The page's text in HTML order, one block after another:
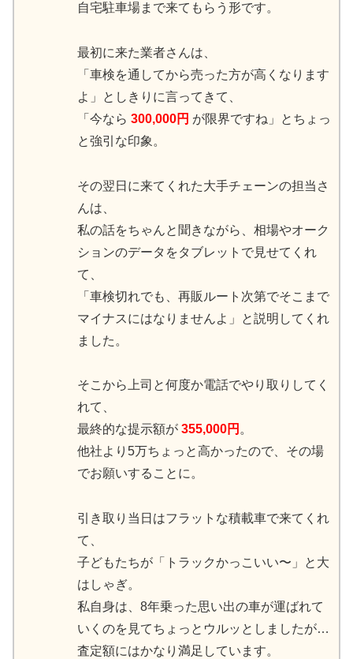
自宅駐車場まで来てもらう形です。
最初に来た業者さんは、
「車検を通してから売った方が高くなります
よ」としきりに言ってきて、
「今なら 300,000円 が限界ですね」とちょっ
と強引な印象。
その翌日に来てくれた大手チェーンの担当さ
んは、
私の話をちゃんと聞きながら、相場やオーク
ションのデータをタブレットで見せてくれ
て、
「車検切れでも、再販ルート次第でそこまで
マイナスにはなりませんよ」と説明してくれ
ました。
そこから上司と何度か電話でやり取りしてく
れて、
最終的な提示額が 355,000円 。
他社より5万ちょっと高かったので、その場
でお願いすることに。
引き取り当日はフラットな積載車で来てくれ
て、
子どもたちが「トラックかっこいい〜」と大
はしゃぎ。
私自身は、8年乗った思い出の車が運ばれて
いくのを見てちょっとウルッとしましたが…
査定額にはかなり満足しています。